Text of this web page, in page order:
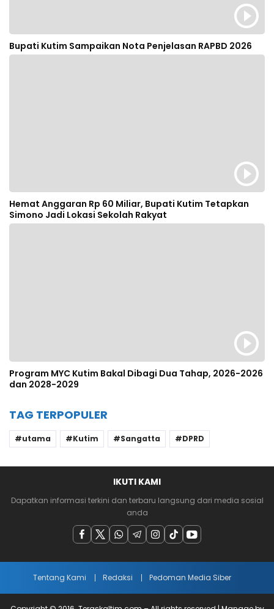
Bupati Kutim Sampaikan Nota Penjelasan RAPBD 2026
Hemat Anggaran Rp 60 Miliar, Bupati Kutim Tetapkan
Simono Jadi Lokasi Sekolah Rakyat
Program MYC Kutim Bakal Dibagi Dua Tahap, 2026-2026
dan 2028-2029
TAG TERPOPULER
utama Kutim Sangatta DPRD
IKUTI KAMI
Dapatkan informasi terkini dan terbaru langsung dari media sosial
anda
Tentang Kami Redaksi Pedoman Media Siber